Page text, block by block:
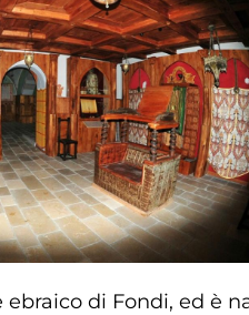
di Fondi, ed è